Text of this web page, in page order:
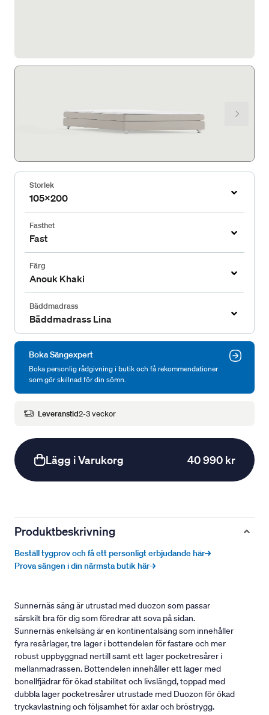
Storlek
105x200
Fasthet
Fast
Färg
Anouk Khaki
Bäddmadrass
Bäddmadrass Lina
Boka Sängexpert
Boka personlig rådgivning i butik och få rekommendationer
som gör skillnad för din sömn.
Leveranstid2-3 veckor
Lägg i Varukorg 40 990 kr
Produktbeskrivning
Beställ tygprov och få ett personligt erbjudande här→
Prova sängen i din närmsta butik här→
Sunnernäs säng är utrustad med duozon som passar
särskilt bra för dig som föredrar att sova på sidan.
Sunnernäs enkelsäng är en kontinentalsäng som innehåller
fyra resårlager, tre lager i bottendelen för fastare och mer
robust uppbyggnad nertill samt ett lager pocketresårer i
mellanmadrassen. Bottendelen innehåller ett lager med
bonellfjädrar för ökad stabilitet och livslängd, toppad med
dubbla lager pocketresårer utrustade med Duozon för ökad
tryckavlastning och följsamhet för axlar och bröstrygg.